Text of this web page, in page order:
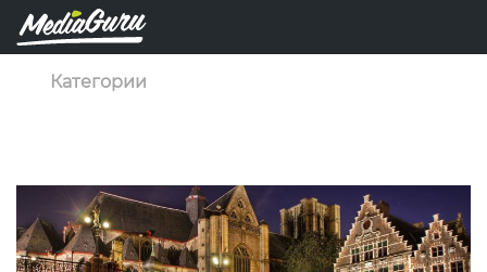
Категории